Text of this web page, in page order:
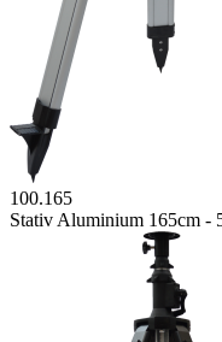
100.165
Stativ Aluminium 165cm -